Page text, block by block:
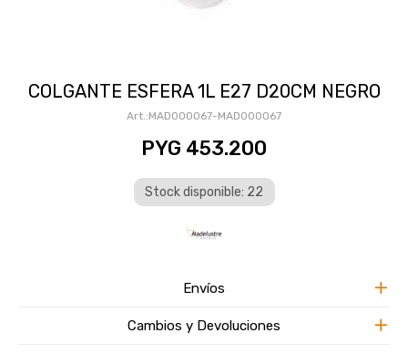
COLGANTE ESFERA 1L E27 D20CM NEGRO
MAD000067-MAD000067
PYG 453.200
Stock disponible: 22
Envíos
Cambios y Devoluciones